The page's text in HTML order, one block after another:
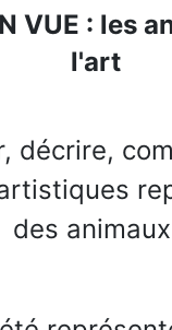
VUE : les
l'art
décrire,
des